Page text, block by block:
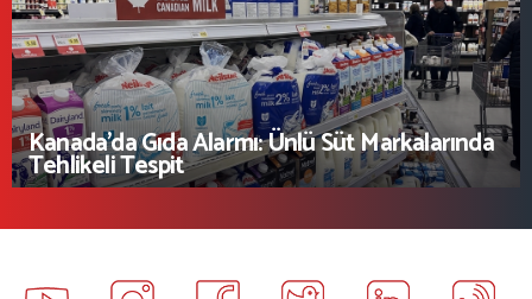
Kanada’da Gıda Alarmı: Ünlü Süt Markalarında
Tehlikeli Tespit